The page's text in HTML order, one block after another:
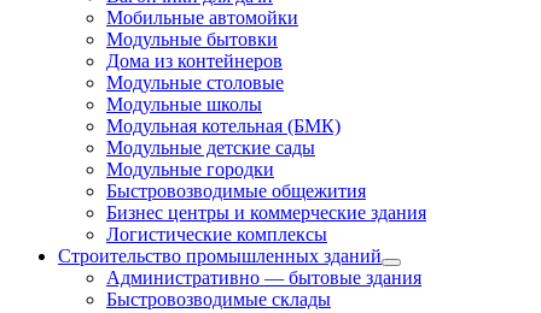
Мобильные автомойки
Модульные бытовки
Дома из контейнеров
Модульные столовые
Модульные школы
Модульная котельная (БМК)
Модульные детские сады
Модульные городки
Быстровозводимые общежития
Бизнес центры и коммерческие здания
Логистические комплексы
Строительство промышленных зданий
Административно — бытовые здания
Быстровозводимые склады